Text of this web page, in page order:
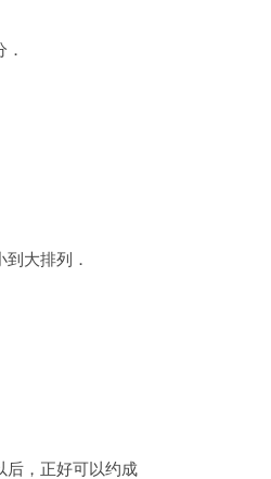
大排列．
后，正好可以约成